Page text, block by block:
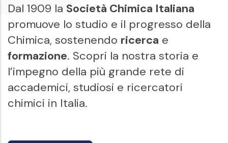
Dal 1909 la Società Chimica Italiana
promuove lo studio e il progresso della
Chimica, sostenendo ricerca e
formazione. Scopri la nostra storia e
l’impegno della più grande rete di
accademici, studiosi e ricercatori
chimici in Italia.